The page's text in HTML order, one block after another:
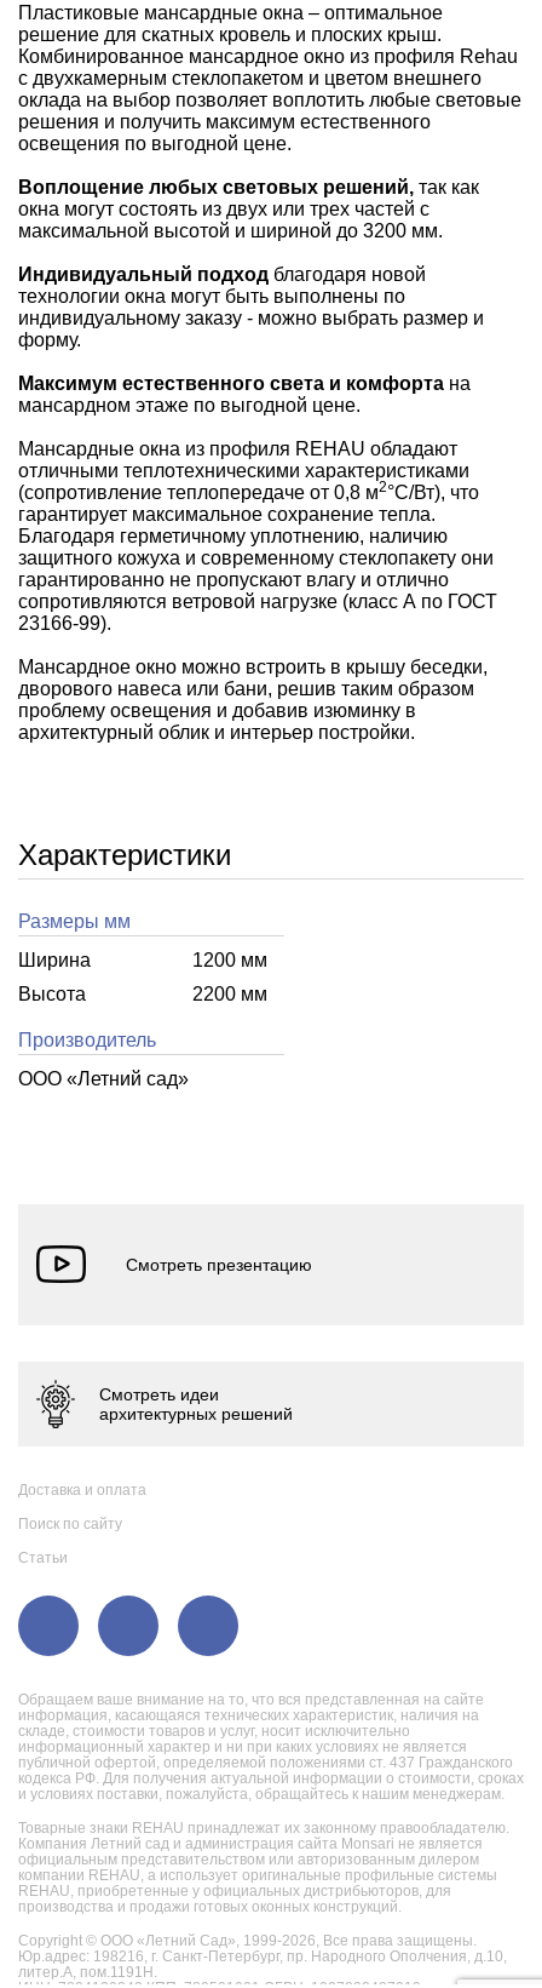
Пластиковые мансардные окна – оптимальное
решение для скатных кровель и плоских крыш.
Комбинированное мансардное окно из профиля Rehau
с двухкамерным стеклопакетом и цветом внешнего
оклада на выбор позволяет воплотить любые световые
решения и получить максимум естественного
освещения по выгодной цене.
Воплощение любых световых решений, так как
окна могут состоять из двух или трех частей с
максимальной высотой и шириной до 3200 мм.
Индивидуальный подход благодаря новой
технологии окна могут быть выполнены по
индивидуальному заказу - можно выбрать размер и
форму.
Максимум естественного света и комфорта на
мансардном этаже по выгодной цене.
Мансардные окна из профиля REHAU обладают
отличными теплотехническими характеристиками
(сопротивление теплопередаче от 0,8 м2°С/Вт), что
гарантирует максимальное сохранение тепла.
Благодаря герметичному уплотнению, наличию
защитного кожуха и современному стеклопакету они
гарантированно не пропускают влагу и отлично
сопротивляются ветровой нагрузке (класс А по ГОСТ
23166-99).
Мансардное окно можно встроить в крышу беседки,
дворового навеса или бани, решив таким образом
проблему освещения и добавив изюминку в
архитектурный облик и интерьер постройки.
Характеристики
Размеры мм
Ширина
1200 мм
Высота
2200 мм
Производитель
ООО «Летний cад»
Обращаем ваше внимание на то, что вся представленная на сайте
информация, касающаяся технических характеристик, наличия на
складе, стоимости товаров и услуг, носит исключительно
информационный характер и ни при каких условиях не является
публичной офертой, определяемой положениями ст. 437 Гражданского
кодекса РФ. Для получения актуальной информации о стоимости, сроках
и условиях поставки, пожалуйста, обращайтесь к нашим менеджерам.
Товарные знаки REHAU принадлежат их законному правообладателю.
Компания Летний сад и администрация сайта Monsari не является
официальным представительством или авторизованным дилером
компании REHAU, а использует оригинальные профильные системы
REHAU, приобретенные у официальных дистрибьюторов, для
производства и продажи готовых оконных конструкций.
Copyright © ООО «Летний Сад», 1999-2026, Все права защищены.
Юр.адрес: 198216, г. Санкт-Петербург, пр. Народного Ополчения, д.10,
литер.А, пом.1191Н.
Доставка и оплата
Поиск по сайту
Статьи